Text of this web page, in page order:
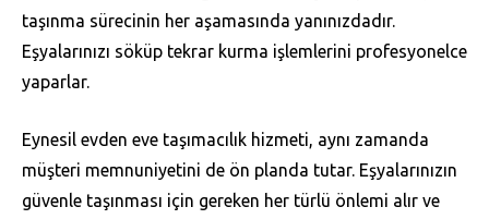
taşınma sürecinin her aşamasında yanınızdadır.
Eşyalarınızı söküp tekrar kurma işlemlerini profesyonelce
yaparlar.
Eynesil evden eve taşımacılık hizmeti, aynı zamanda
müşteri memnuniyetini de ön planda tutar. Eşyalarınızın
güvenle taşınması için gereken her türlü önlemi alır ve